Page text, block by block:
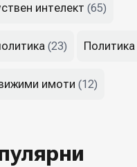
интелект (65)
(23) Политика
имоти (12)